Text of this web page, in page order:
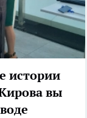
истории
вы